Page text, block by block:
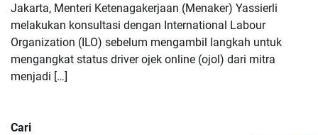
Jakarta, Menteri Ketenagakerjaan (Menaker) Yassierli
melakukan konsultasi dengan International Labour
Organization (ILO) sebelum mengambil langkah untuk
mengangkat status driver ojek online (ojol) dari mitra
menjadi […]
Cari